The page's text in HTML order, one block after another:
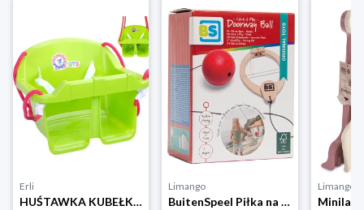
Erli
HUŚTAWKA KUBEŁKOWA PLASTIKOWA MIX kolorów
Limango
BuitenSpeel Piłka na futrynę drzwi - 6+ rozmiar: onesize
Limango